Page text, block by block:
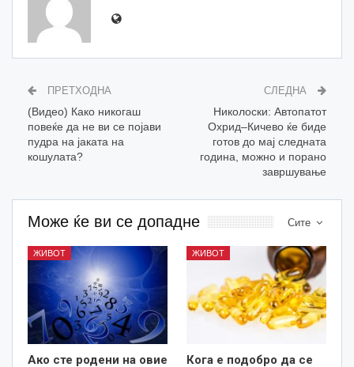
ПРЕТХОДНА
(Видео) Како никогаш
повеќе да не ви се појави
пудра на јаката на
кошулата?
СЛЕДНА
Николоски: Автопатот
Охрид–Кичево ќе биде
готов до мај следната
година, можно и порано
завршување
Сите
Може ќе ви се допадне
ЖИВОТ
Ако сте родени на овие
ЖИВОТ
Кога е подобро да се